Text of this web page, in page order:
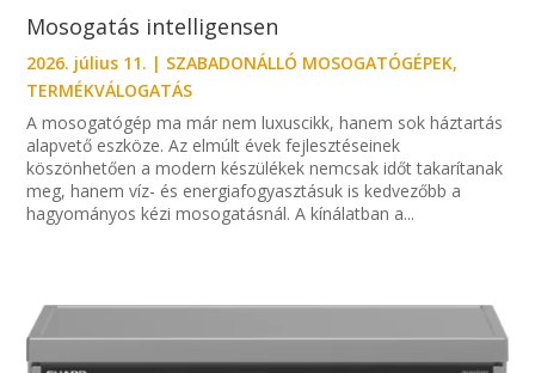
Mosogatás intelligensen
2026. július 11. | SZABADONÁLLÓ MOSOGATÓGÉPEK,
TERMÉKVÁLOGATÁS
A mosogatógép ma már nem luxuscikk, hanem sok háztartás
alapvető eszköze. Az elmúlt évek fejlesztéseinek
köszönhetően a modern készülékek nemcsak időt takarítanak
meg, hanem víz- és energiafogyasztásuk is kedvezőbb a
hagyományos kézi mosogatásnál. A kínálatban a...